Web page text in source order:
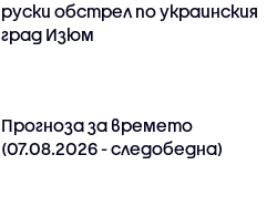
руски обстрeл по украинския
град Изюм
Прогноза за времето
(07.08.2026 - следобедна)